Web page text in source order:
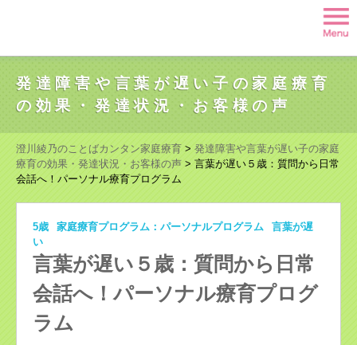
発達障害や言葉が遅い子の家庭療育
の効果・発達状況・お客様の声
澄川綾乃のことばカンタン家庭療育 > 発達障害や言葉が遅い子の家庭
療育の効果・発達状況・お客様の声 > 言葉が遅い５歳：質問から日常
会話へ！パーソナル療育プログラム
5歳 家庭療育プログラム：パーソナルプログラム
言葉が遅
い
言葉が遅い５歳：質問から日常
会話へ！パーソナル療育プログ
ラム